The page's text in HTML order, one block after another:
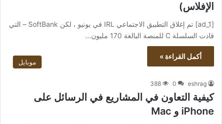
الإفلاس)
[ad_1] تم إغلاق التطبيق الاجتماعي IRL في يونيو ، لكن SoftBank – التي
قادت السلسلة C للمنصة البالغة 170 مليون…
أكمل القراءة »
موبايل
eshrag
0
388
كيفية التعاون في المشاريع في الرسائل على
iPhone و Mac